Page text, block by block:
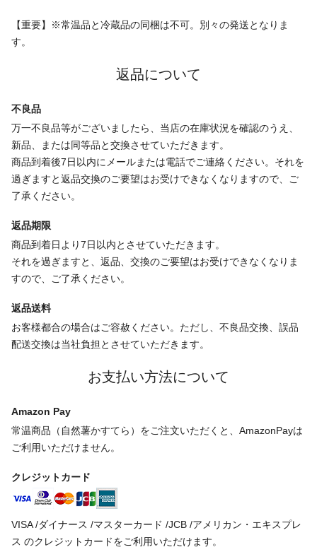
【重要】※常温品と冷蔵品の同梱は不可。別々の発送となりま
す。
返品について
不良品
万一不良品等がございましたら、当店の在庫状況を確認のうえ、
新品、または同等品と交換させていただきます。
商品到着後7日以内にメールまたは電話でご連絡ください。それを
過ぎますと返品交換のご要望はお受けできなくなりますので、ご
了承ください。
返品期限
商品到着日より7日以内とさせていただきます。
それを過ぎますと、返品、交換のご要望はお受けできなくなりま
すので、ご了承ください。
返品送料
お客様都合の場合はご容赦ください。ただし、不良品交換、誤品
配送交換は当社負担とさせていただきます。
お支払い方法について
Amazon Pay
常温商品（自然薯かすてら）をご注文いただくと、AmazonPayは
ご利用いただけません。
クレジットカード
VISA /ダイナース /マスターカード /JCB /アメリカン・エキスプレ
ス のクレジットカードをご利用いただけます。